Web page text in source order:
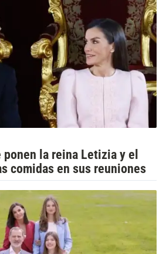
la reina Letizia y el
comidas en sus reuniones